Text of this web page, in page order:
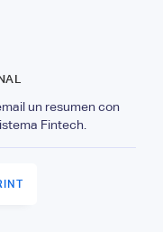
un resumen con
Fintech.